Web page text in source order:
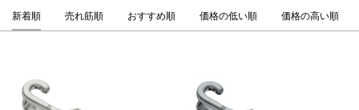
新着順 売れ筋順 おすすめ順 価格の低い順 価格の高い順